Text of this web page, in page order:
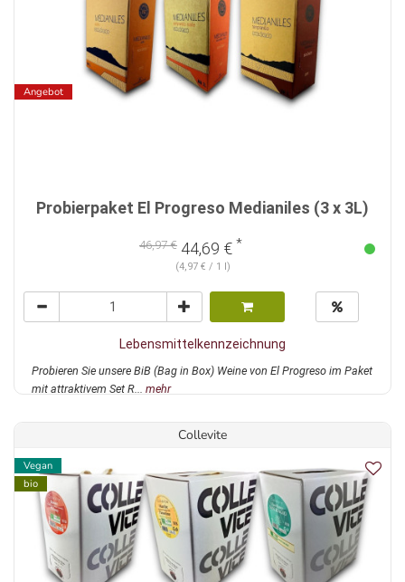
Angebot
Probierpaket El Progreso Medianiles (3 x 3L)
46,97 € 44,69 € *
(4,97 € / 1 l)
Lebensmittelkennzeichnung
Probieren Sie unsere BiB (Bag in Box) Weine von El Progreso im Paket
mit attraktivem Set R... mehr
Collevite
Vegan
bio